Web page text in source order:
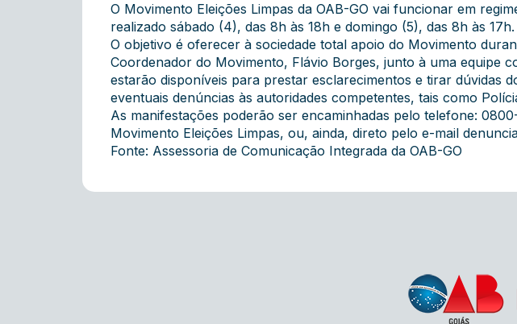
O Movimento Eleições Limpas da OAB-GO vai funcionar em
realizado sábado (4), das 8h às 18h e domingo (5), das 8h às 17h.
O objetivo é oferecer à sociedade total apoio do Movimento
Coordenador do Movimento, Flávio Borges, junto à uma equipe
estarão disponíveis para prestar esclarecimentos e tirar dúvidas
eventuais denúncias às autoridades competentes, tais como
As manifestações poderão ser encaminhadas pelo telefone:
Movimento Eleições Limpas, ou, ainda, direto pelo e-mail
Fonte: Assessoria de Comunicação Integrada da OAB-GO